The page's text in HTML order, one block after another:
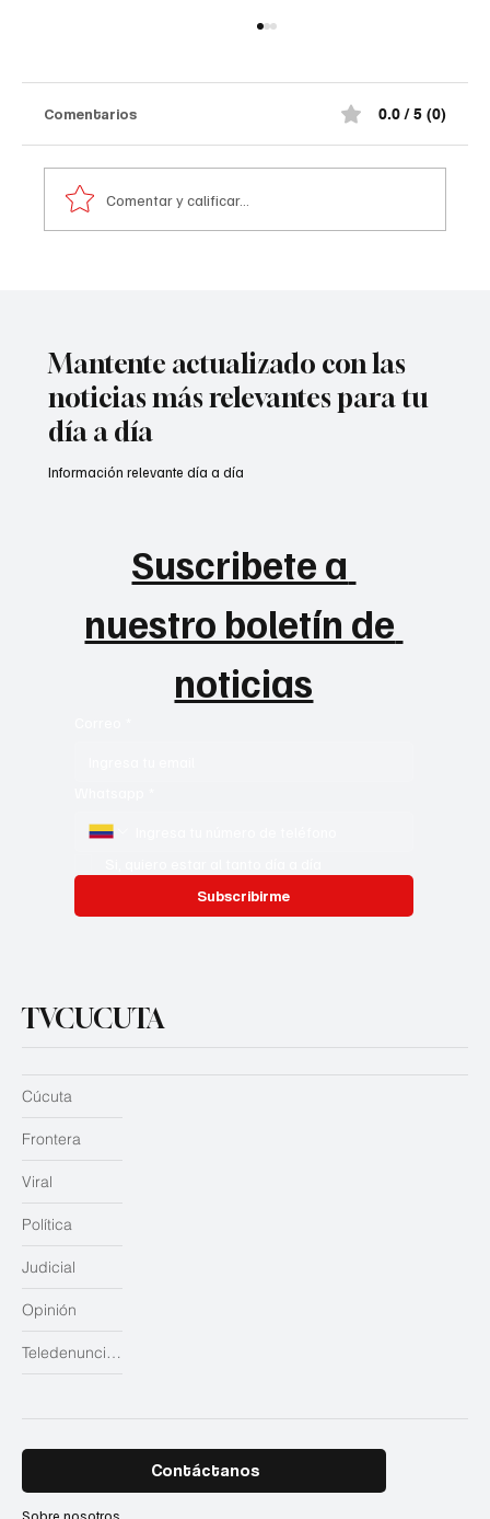
Comentarios 0.0 / 5 (0)
Comentar y calificar...
Mantente actualizado con las
noticias más relevantes para tu
día a día
Suscribete a
nuestro boletín de
noticias
Subscribirme
Información relevante día a día
TVCUCUTA
Judicial
Opinión
Teledenuncias
Cúcuta
Frontera
Viral
Política
Contáctanos